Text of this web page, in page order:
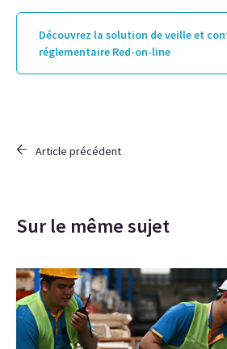
Découvrez la solution de veille et
réglementaire Red-on-line
Article précédent
Sur le même sujet